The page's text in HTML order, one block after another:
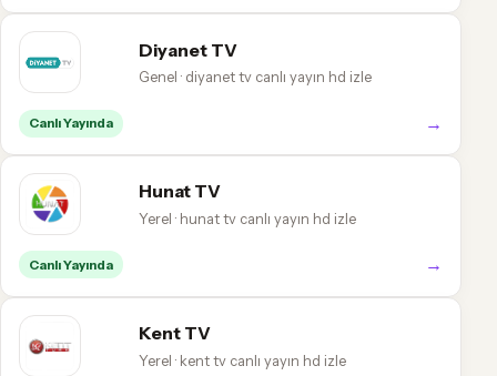
Diyanet TV
Genel · diyanet tv canlı yayın hd izle
Canlı Yayında →
Hunat TV
Yerel · hunat tv canlı yayın hd izle
Canlı Yayında →
Kent TV
Yerel · kent tv canlı yayın hd izle